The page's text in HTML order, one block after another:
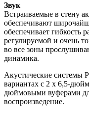
Звук
Встраиваемые в стену
обеспечивают
обеспечивает гибкость
регулируемой и очень
во все зоны
динамика.
Акустические системы
вариантах с 2 х 6,5-
дюймовыми вуферами
воспроизведение.